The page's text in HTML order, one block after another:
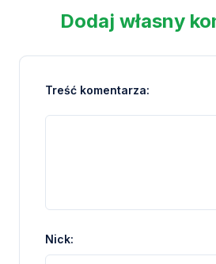
Dodaj własny
Treść komentarza:
Nick: